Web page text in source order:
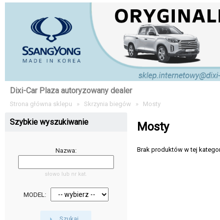
Dixi-Car Plaza autoryzowany dealer
Strona główna sklepu » Skrzynia biegów » Mosty
Mosty
Brak produktów w tej
Szybkie wyszukiwanie
Nazwa:
słowo lub nr kat.
MODEL:
Szukaj